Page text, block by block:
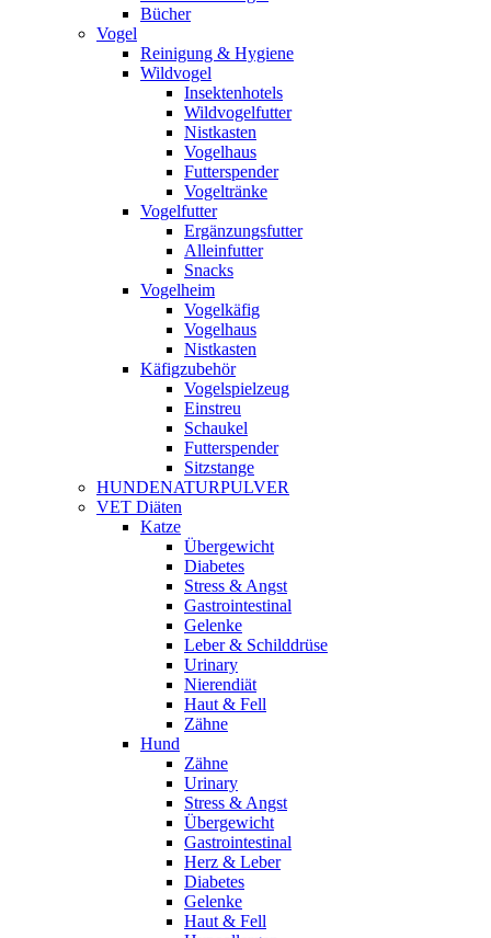
Bücher
Vogel
Reinigung & Hygiene
Wildvogel
Insektenhotels
Wildvogelfutter
Nistkasten
Vogelhaus
Futterspender
Vogeltränke
Vogelfutter
Ergänzungsfutter
Alleinfutter
Snacks
Vogelheim
Vogelkäfig
Vogelhaus
Nistkasten
Käfigzubehör
Vogelspielzeug
Einstreu
Schaukel
Futterspender
Sitzstange
HUNDENATURPULVER
VET Diäten
Katze
Übergewicht
Diabetes
Stress & Angst
Gastrointestinal
Gelenke
Leber & Schilddrüse
Urinary
Nierendiät
Haut & Fell
Zähne
Hund
Zähne
Urinary
Stress & Angst
Übergewicht
Gastrointestinal
Herz & Leber
Diabetes
Gelenke
Haut & Fell